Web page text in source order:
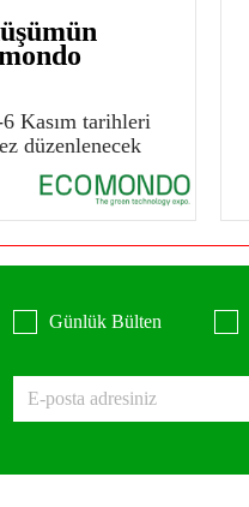
Kasım tarihleri
düzenlenecek
Günlük Bülten